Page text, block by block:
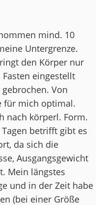
mind. 10
Untergrenze.
den Körper nur
eingestellt
Von
für mich optimal.
nach körperl. Form.
betrifft gibt es
da sich die
Ausgangsgewicht
Mein längstes
und in der Zeit habe
(bei einer Größe